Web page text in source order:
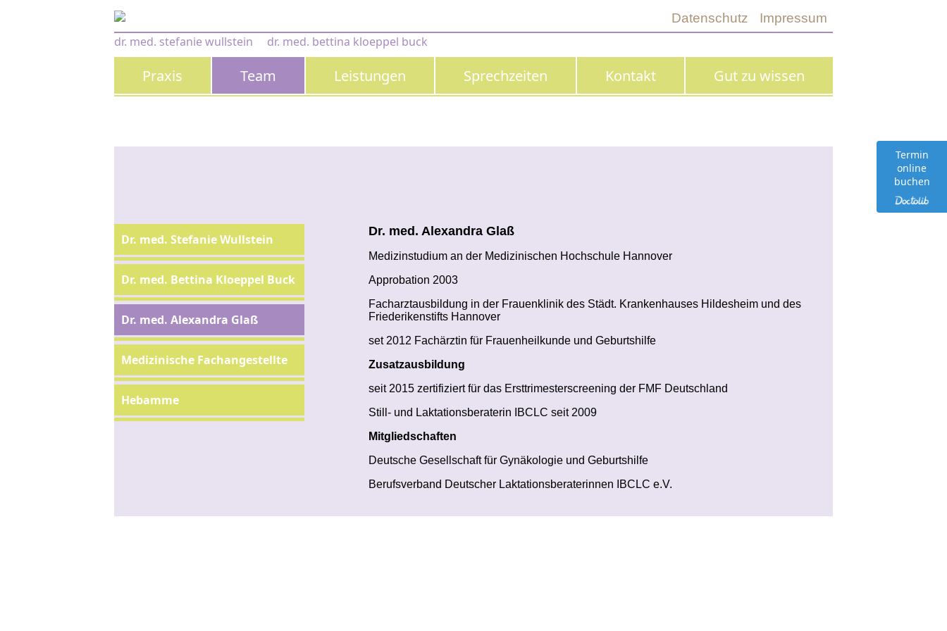
Hauptnavigation
Datenschutz Impressum
dr. med. stefanie wullstein dr. med. bettina kloeppel buck
Praxis Team Leistungen Sprechzeiten Kontakt Gut zu wissen
Dr. med. Stefanie Wullstein
Dr. med. Bettina Kloeppel Buck
Dr. med. Alexandra Glaß
Medizinische Fachangestellte
Hebamme
Dr. med. Alexandra Glaß
Medizinstudium an der Medizinischen Hochschule Hannover
Approbation 2003
Facharztausbildung in der Frauenklinik des Städt. Krankenhauses Hildesheim und des
Friederikenstifts Hannover
set 2012 Fachärztin für Frauenheilkunde und Geburtshilfe
Zusatzausbildung
seit 2015 zertifiziert für das Ersttrimesterscreening der FMF Deutschland
Still- und Laktationsberaterin IBCLC seit 2009
Mitgliedschaften
Deutsche Gesellschaft für Gynäkologie und Geburtshilfe
Berufsverband Deutscher Laktationsberaterinnen IBCLC e.V.
Termin
online
buchen